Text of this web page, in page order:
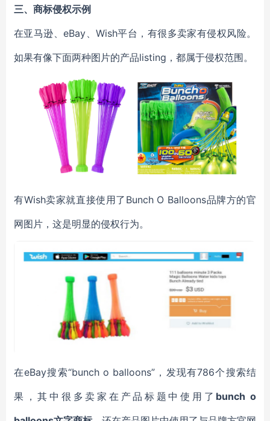
三、商标侵权示例
在亚马逊、eBay、Wish平台，有很多卖家有侵权风险。
如果有像下面两种图片的产品listing，都属于侵权范围。
有Wish卖家就直接使用了Bunch O Balloons品牌方的官
网图片，这是明显的侵权行为。
在eBay搜索“bunch o balloons”，发现有786个搜索结
果，其中很多卖家在产品标题中使用了 bunch o